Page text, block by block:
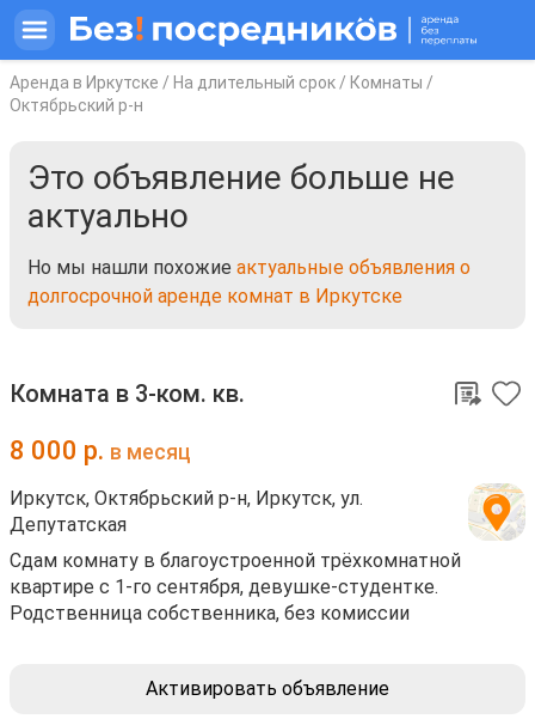
Аренда в Иркутске / На длительный срок / Комнаты /
Октябрьский р-н
Это объявление больше не
актуально
Но мы нашли похожие актуальные объявления о
долгосрочной аренде комнат в Иркутске
Комната в 3-ком. кв.
8 000 р. в месяц
Иркутск, Октябрьский р-н, Иркутск, ул.
Депутатская
Сдам комнату в благоустроенной трёхкомнатной
квартире с 1-го сентября, девушке-студентке.
Родственница собственника, без комиссии
Активировать объявление